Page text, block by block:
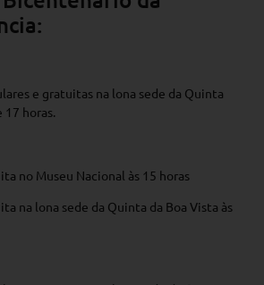
e gratuitas na lona sede da Quinta
17 horas.
no Museu Nacional às 15 horas
na lona sede da Quinta da Boa Vista às